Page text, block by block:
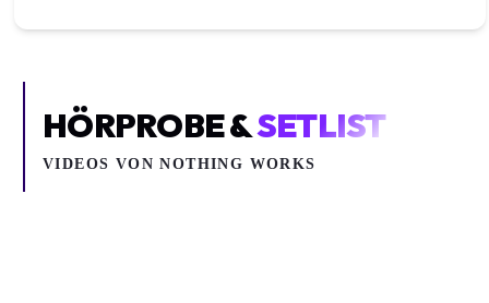
HÖRPROBE &SETLIST
VIDEOS VONNOTHING WORKS